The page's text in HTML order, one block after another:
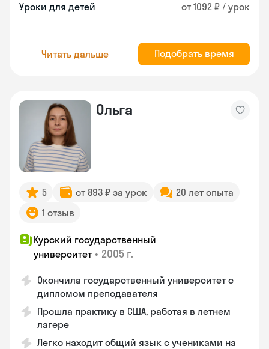
Уроки для детей от 1092 ₽ / урок
Читать дальше Подобрать время
Ольга
5 от 893 ₽ за урок
20 лет опыта
1 отзыв
Курский государственный
университет • 2005 г.
Окончила государственный университет с
дипломом преподавателя
Прошла практику в США, работая в летнем
лагере
Легко находит общий язык с учениками на